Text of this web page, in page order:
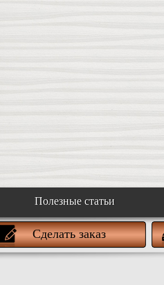
Полезные статьи
Сделать заказ